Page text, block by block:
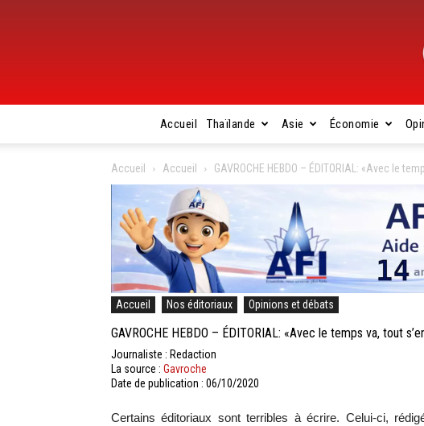
Accueil Thaïlande Asie Économie
Accueil Accueil GAVROCHE HEBDO – ÉDITORIAL: «Avec le
Accueil Nos éditoriaux Opinions et débats
GAVROCHE HEBDO – ÉDITORIAL: «Avec le temps va, tout
Journaliste : Redaction
La source : Gavroche
Date de publication : 06/10/2020
Certains éditoriaux sont terribles à écrire. Celui-ci,